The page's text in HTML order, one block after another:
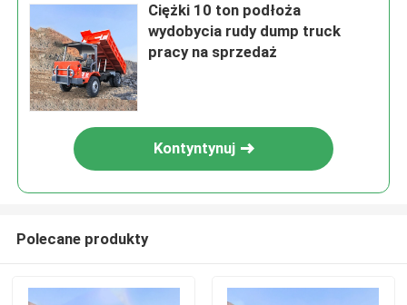
Ciężki 10 ton podłoża
wydobycia rudy dump truck
pracy na sprzedaż
Kontyntynuj
Polecane produkty